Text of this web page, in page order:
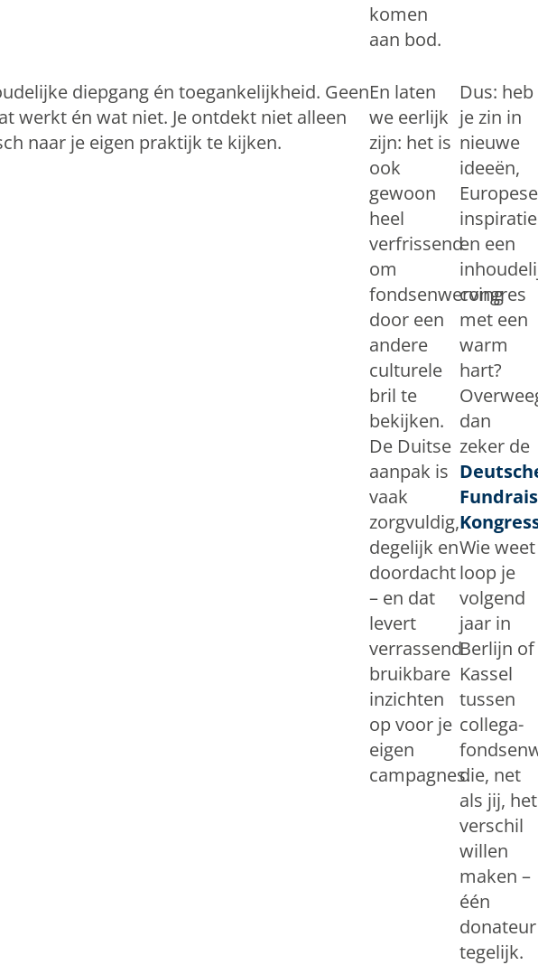
komen
aan bod.
diepgang én toegankelijkheid. Geen
werkt én wat niet. Je ontdekt niet alleen
naar je eigen praktijk te kijken.
En laten
we eerlijk
zijn: het is
ook
gewoon
heel
verfrissend
om
fondsenwerving
door een
andere
culturele
bril te
bekijken.
De Duitse
aanpak is
vaak
zorgvuldig,
degelijk en
doordacht
– en dat
levert
verrassend
bruikbare
inzichten
op voor je
eigen
campagnes.
Dus: heb
je zin in
nieuwe
ideeën,
Europese
inspiratie
en een
congres
met een
warm
hart?
dan
zeker de
Wie weet
loop je
volgend
jaar in
Berlijn of
Kassel
tussen
collega-
die, net
als jij, het
verschil
willen
maken –
één
donateur
tegelijk.